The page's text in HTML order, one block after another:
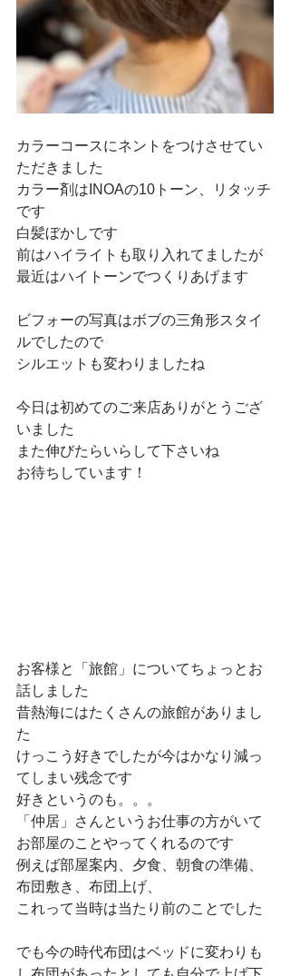
カラーコースにネントをつけさせてい
ただきました
カラー剤はINOAの10トーン、リタッチ
です
白髪ぼかしです
前はハイライトも取り入れてましたが
最近はハイトーンでつくりあげます
ビフォーの写真はボブの三角形スタイ
ルでしたので
シルエットも変わりましたね
今日は初めてのご来店ありがとうござ
いました
また伸びたらいらして下さいね
お待ちしています！
お客様と「旅館」についてちょっとお
話しました
昔熱海にはたくさんの旅館がありまし
た
けっこう好きでしたが今はかなり減っ
てしまい残念です
好きというのも。。。
「仲居」さんというお仕事の方がいて
お部屋のことやってくれるのです
例えば部屋案内、夕食、朝食の準備、
布団敷き、布団上げ、
これって当時は当たり前のことでした
でも今の時代布団はベッドに変わりも